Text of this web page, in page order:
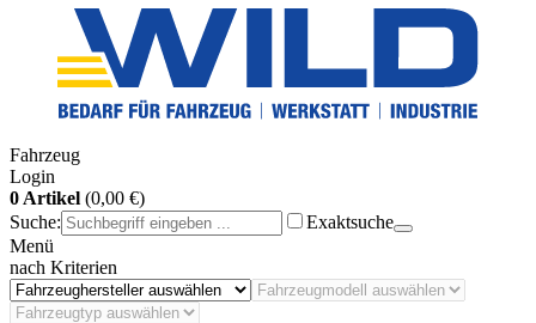
Fahrzeug
Login
0 Artikel (0,00 €)
Suche:
Exaktsuche
Menü
nach Kriterien